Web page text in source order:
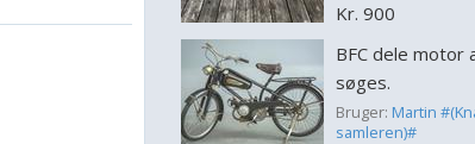
Kr. 900
BFC dele motor
søges.
Bruger: Martin
samleren)#